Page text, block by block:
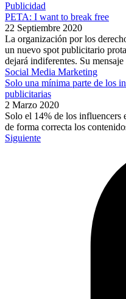
Publicidad
PETA: I want to break free
22 Septiembre 2020
La organización por los
un nuevo spot publicitario
dejará indiferentes. Su
Social Media Marketing
Solo una mínima parte de los
publicitarias
2 Marzo 2020
Solo el 14% de los influencers
de forma correcta los
Siguiente